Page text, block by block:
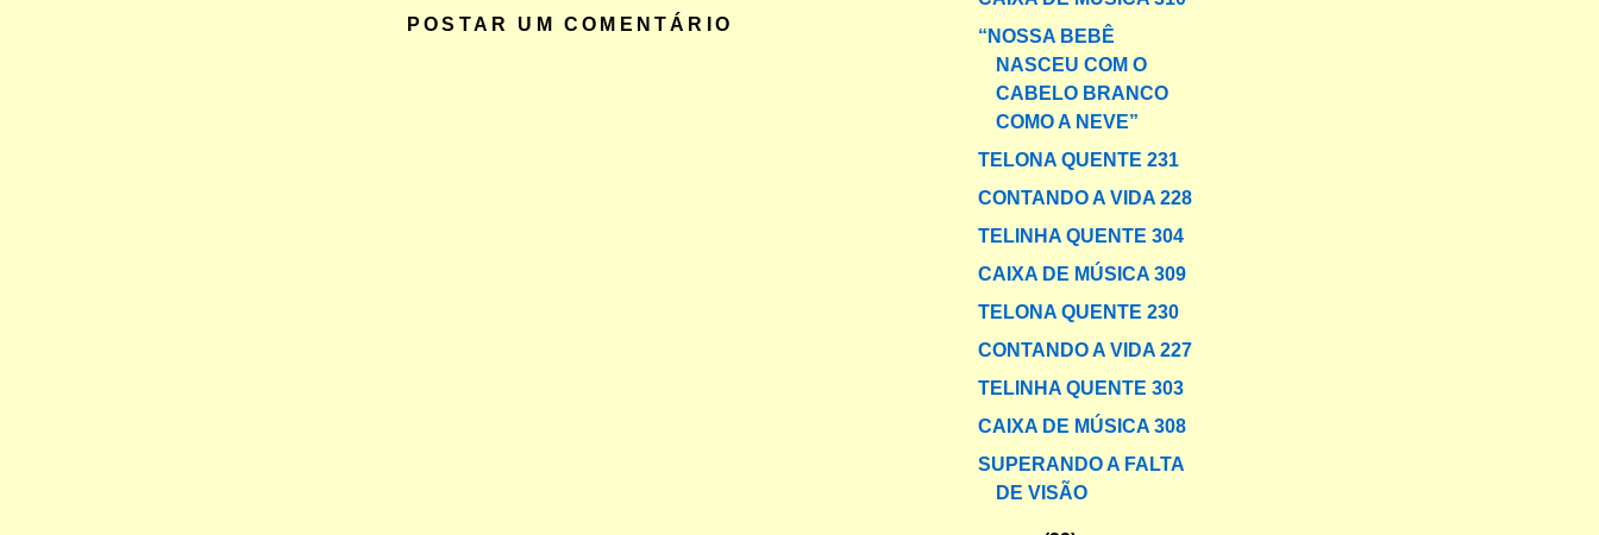
POSTAR UM COMENTÁRIO
“NOSSA BEBÊ
NASCEU COM O
CABELO BRANCO
COMO A NEVE”
TELONA QUENTE 231
CONTANDO A VIDA 228
TELINHA QUENTE 304
CAIXA DE MÚSICA 309
TELONA QUENTE 230
CONTANDO A VIDA 227
TELINHA QUENTE 303
CAIXA DE MÚSICA 308
SUPERANDO A FALTA
DE VISÃO